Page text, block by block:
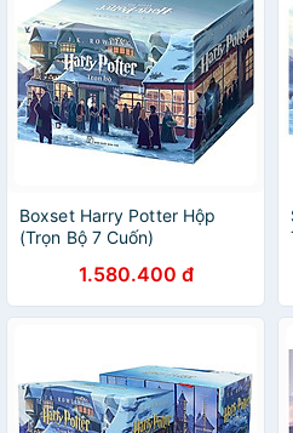
Boxset Harry Potter Hộp
(Trọn Bộ 7 Cuốn)
1.580.400 đ